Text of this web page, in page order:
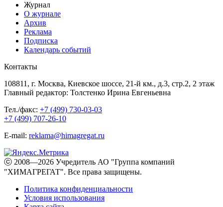
Журнал
О журнале
Архив
Реклама
Подписка
Календарь событий
Контакты
108811, г. Москва, Киевское шоссе, 21-й км., д.3, стр.2, 2 этаж
Главный редактор: Толстенко Ирина Евгеньевна
Тел./факс: +7 (499) 730-03-03
+7 (499) 707-26-10
E-mail: reklama@himagregat.ru
ⓒ 2008—2026 Учредитель АО "Группа компаний
"ХИМАГРЕГАТ". Все права защищены.
Политика конфиденциальности
Условия использования